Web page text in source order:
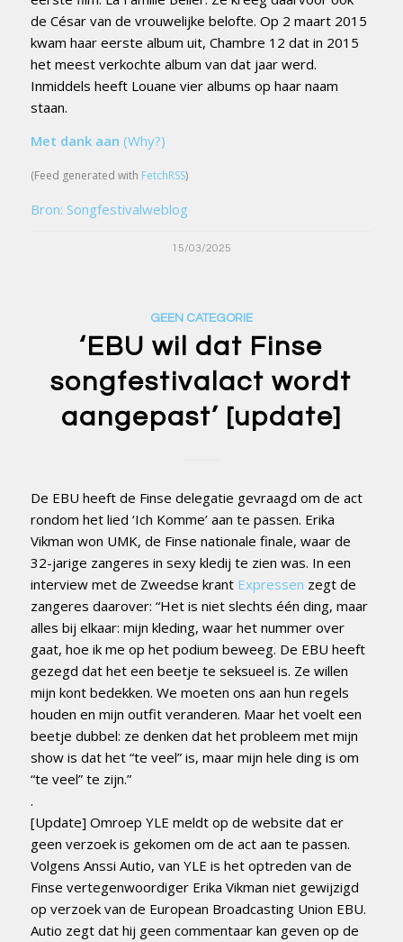
de César van de vrouwelijke belofte. Op 2 maart 2015
kwam haar eerste album uit, Chambre 12 dat in 2015
het meest verkochte album van dat jaar werd.
Inmiddels heeft Louane vier albums op haar naam
staan.
Met dank aan (Why?)
(Feed generated with FetchRSS)
Bron: Songfestivalweblog
15/03/2025
GEEN CATEGORIE
‘EBU wil dat Finse
songfestivalact wordt
aangepast’ [update]
De EBU heeft de Finse delegatie gevraagd om de act
rondom het lied ‘Ich Komme’ aan te passen. Erika
Vikman won UMK, de Finse nationale finale, waar de
32-jarige zangeres in sexy kledij te zien was. In een
interview met de Zweedse krant Expressen zegt de
zangeres daarover: “Het is niet slechts één ding, maar
alles bij elkaar: mijn kleding, waar het nummer over
gaat, hoe ik me op het podium beweeg. De EBU heeft
gezegd dat het een beetje te seksueel is. Ze willen
mijn kont bedekken. We moeten ons aan hun regels
houden en mijn outfit veranderen. Maar het voelt een
beetje dubbel: ze denken dat het probleem met mijn
show is dat het “te veel” is, maar mijn hele ding is om
“te veel” te zijn.”
.
[Update] Omroep YLE meldt op de website dat er
geen verzoek is gekomen om de act aan te passen.
Volgens Anssi Autio, van YLE is het optreden van de
Finse vertegenwoordiger Erika Vikman niet gewijzigd
op verzoek van de European Broadcasting Union EBU.
Autio zegt dat hij geen commentaar kan geven op de